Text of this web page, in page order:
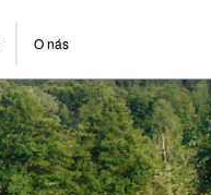
O nás